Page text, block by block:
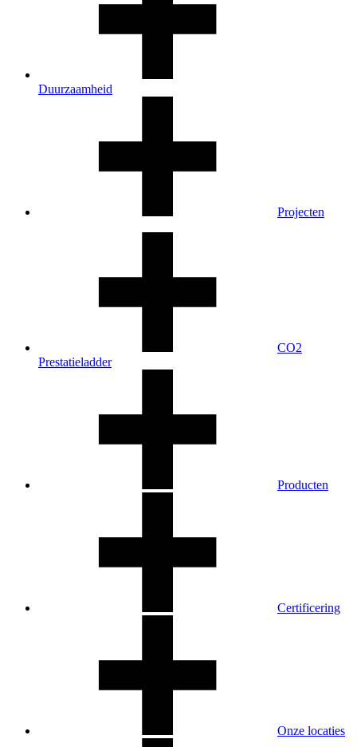
Duurzaamheid
Projecten
CO2
Prestatieladder
Producten
Certificering
Onze locaties